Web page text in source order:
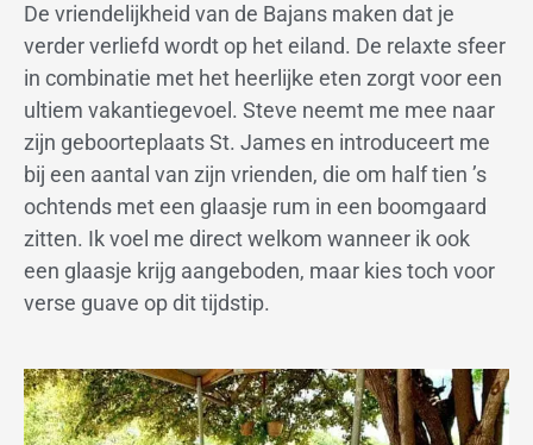
De vriendelijkheid van de Bajans maken dat je
verder verliefd wordt op het eiland. De relaxte sfeer
in combinatie met het heerlijke eten zorgt voor een
ultiem vakantiegevoel. Steve neemt me mee naar
zijn geboorteplaats St. James en introduceert me
bij een aantal van zijn vrienden, die om half tien ’s
ochtends met een glaasje rum in een boomgaard
zitten. Ik voel me direct welkom wanneer ik ook
een glaasje krijg aangeboden, maar kies toch voor
verse guave op dit tijdstip.